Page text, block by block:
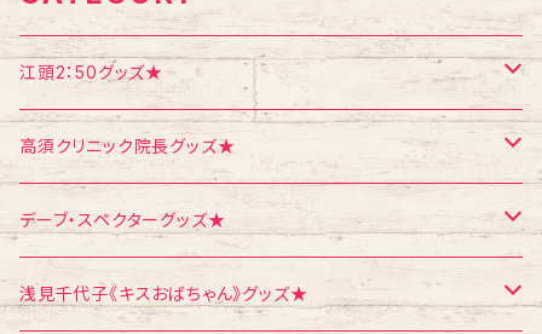
江頭2：50グッズ★
Tシャツ
エコバッグ
ポストカード
高須クリニック院長グッズ★
Tシャツ
ポストカード
デーブ・スペクターグッズ★
ポストカード
浅見千代子《キスおばちゃん》グッズ★